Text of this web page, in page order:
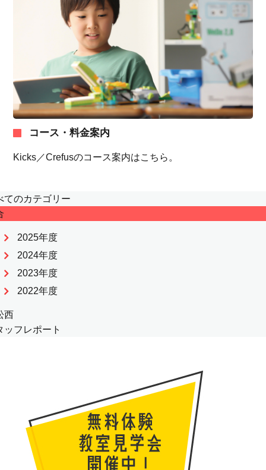
コース・料金案内
Kicks／Crefusのコース案内はこちら。
てのカテゴリー
2025年度
2024年度
2023年度
2022年度
西
ッフレポート